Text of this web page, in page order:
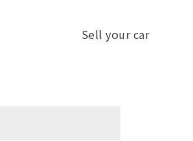
Sell your car